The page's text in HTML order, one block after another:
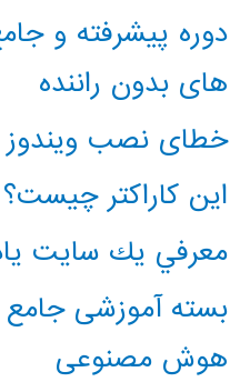
دوره پیشرفته و
های بدون راننده
خطای نصب ویندوز
این کاراکتر چیست؟ 65279
معرفي يك سايت
بسته آموزشی
هوش مصنوعی